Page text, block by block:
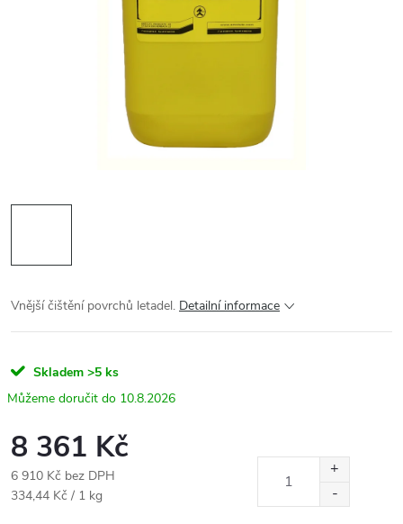
Vnější čištění povrchů letadel. Detailní informace
Skladem >5 ks
10.8.2026
8 361 Kč
6 910 Kč bez DPH
Měrná
334,44 Kč / 1 kg